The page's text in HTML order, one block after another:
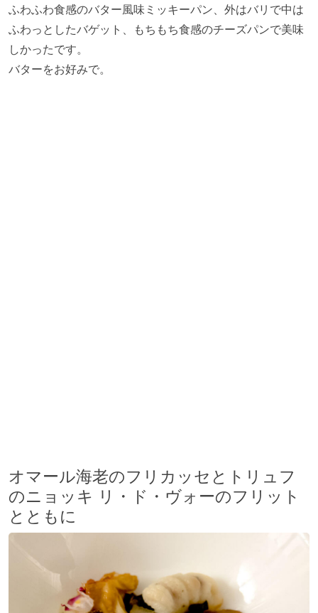
ふわふわ食感のバター風味ミッキーパン、外はバリで中は
ふわっとしたバゲット、もちもち食感のチーズパンで美味
しかったです。
バターをお好みで。
オマール海老のフリカッセとトリュフ
のニョッキ リ・ド・ヴォーのフリット
とともに